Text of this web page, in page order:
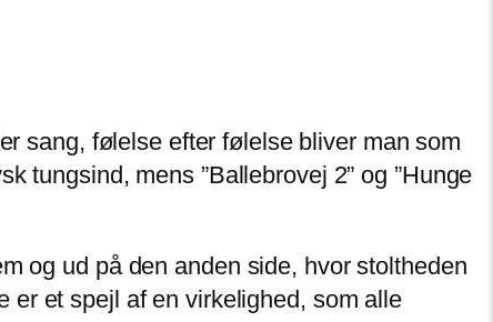
sang, følelse efter følelse bliver man som
tungsind, mens ”Ballebrovej 2” og ”Hunge
og ud på den anden side, hvor stoltheden
er et spejl af en virkelighed, som alle